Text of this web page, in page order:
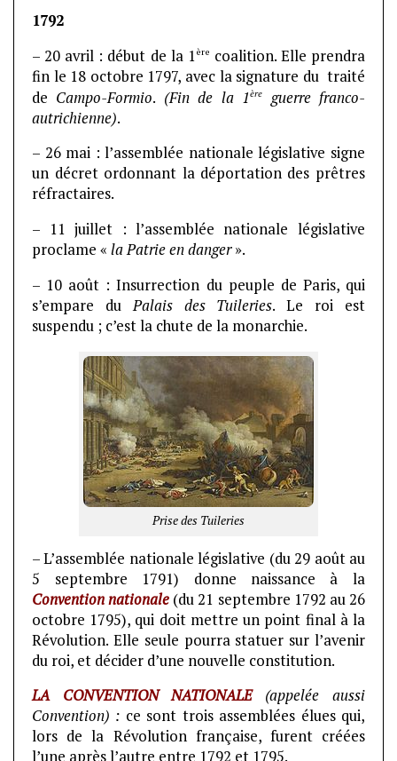
1792
– 20 avril : début de la 1ère coalition. Elle prendra
fin le 18 octobre 1797, avec la signature du traité
de Campo-Formio. (Fin de la 1ère
guerre franco-
autrichienne).
– 26 mai : l’assemblée nationale législative signe
un décret ordonnant la déportation des prêtres
réfractaires.
– 11 juillet : l’assemblée nationale législative
proclame «la Patrie en danger».
– 10 août : Insurrection du peuple de Paris, qui
s’empare duPalais des Tuileries. Le roi est
suspendu ; c’est la chute de la monarchie.
Prise des Tuileries
– L’assemblée nationale législative (du 29 août au
5 septembre 1791) donne naissance à la
Convention nationale (du 21 septembre 1792 au 26
octobre 1795), qui doit mettre un point final à la
Révolution. Elle seule pourra statuer sur l’avenir
du roi, et décider d’une nouvelle constitution.
LA CONVENTION NATIONALE
(appelée aussi
Convention) : ce sont trois assemblées élues qui,
lors de la Révolution française, furent créées
l’une après l’autre entre 1792 et 1795.